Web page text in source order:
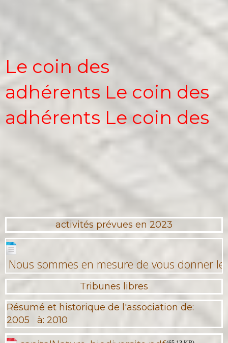
Le coin des
adhérents Le coin des
adhérents Le coin des
activités prévues en 2023
Nous sommes en mesure de vous donner
Tribunes libres
Résumé et historique de l'association de:
2005 à: 2010